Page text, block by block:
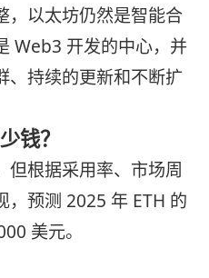
，以太坊仍然是智能合
Web3 开发的中心，并
、持续的更新和不断扩
钱？
但根据采用率、市场周
，预测 2025 年 ETH 的
美元。